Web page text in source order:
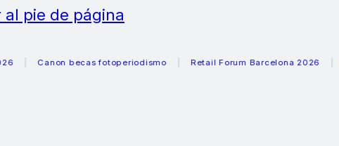
al pie de página
Canon becas fotoperiodismo Retail Forum Barcelona 2026